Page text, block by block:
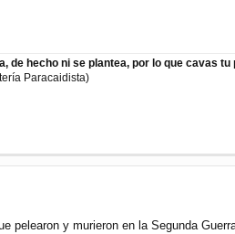
de hecho ni se plantea, por lo que cavas
Paracaidista)
pelearon y murieron en la Segunda